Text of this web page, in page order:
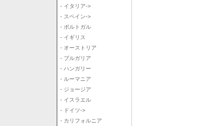
- イタリア->
- スペイン->
- ポルトガル
- イギリス
- オーストリア
- ブルガリア
- ハンガリー
- ルーマニア
- ジョージア
- イスラエル
- ドイツ->
- カリフォルニア